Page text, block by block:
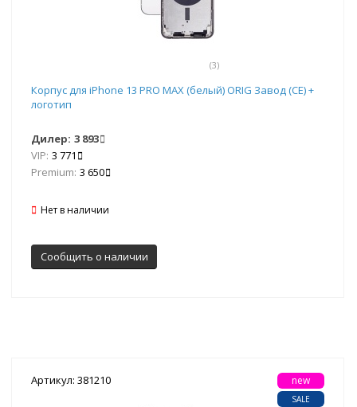
(3)
Корпус для iPhone 13 PRO MAX (белый) ORIG Завод (CE) +
логотип
Дилер: 3 893
VIP: 3 771
Premium: 3 650
Нет в наличии
Сообщить о наличии
Артикул: 381210 new
SALE